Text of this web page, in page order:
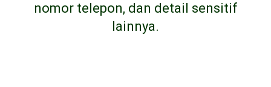
nomor telepon, dan detail sensitif
lainnya.